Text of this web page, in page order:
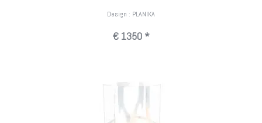
Design : PLANIKA
€ 1350 *